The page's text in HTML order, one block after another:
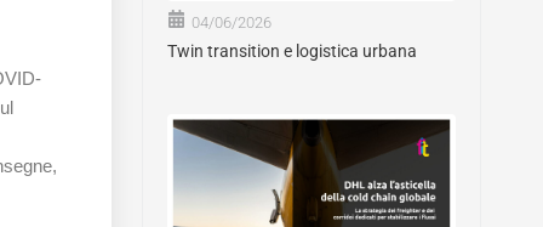
04/06/2026
Twin transition e logistica urbana